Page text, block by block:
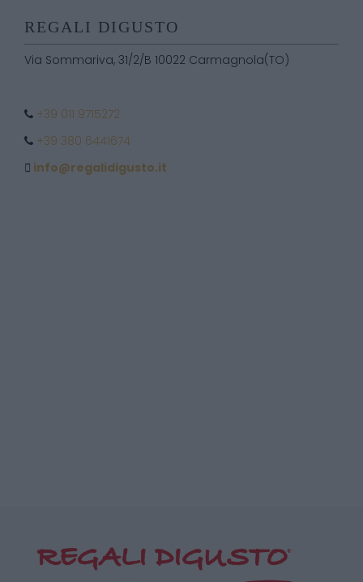
REGALI DIGUSTO
Via Sommariva, 31/2/B 10022 Carmagnola(TO)
+39 011 9715272
+39 380 6441674
info@regalidigusto.it